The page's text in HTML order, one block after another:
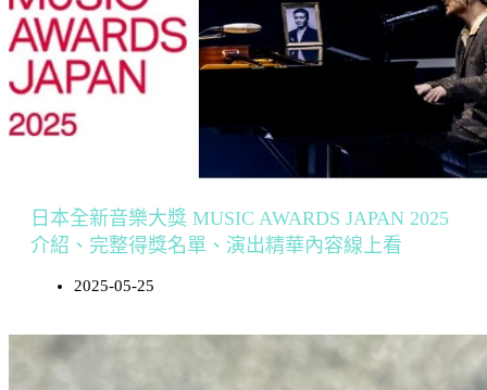
日本全新音樂大獎 MUSIC AWARDS JAPAN 2025
介紹、完整得獎名單、演出精華內容線上看
2025-05-25